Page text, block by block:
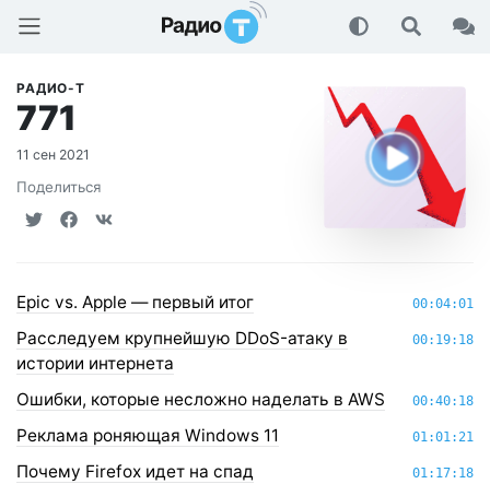
Радио-Т Подкаст
РАДИО-Т
771
11 сен 2021
Поделиться
00:04:01
Epic vs. Apple — первый итог
00:19:18
Расследуем крупнейшую DDoS-атаку в
истории интернета
00:40:18
Ошибки, которые несложно наделать в AWS
01:01:21
Реклама роняющая Windows 11
01:17:18
Почему Firefox идет на спад